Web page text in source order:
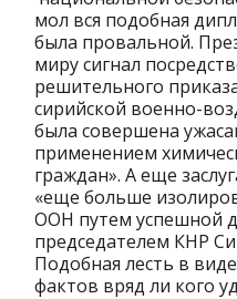
мол вся подобная
была провальной.
миру сигнал
решительного
сирийской военно-
была совершена
применением
граждан». А еще
«еще больше
ООН путем успешной
председателем КНР
Подобная лесть в
фактов вряд ли кого